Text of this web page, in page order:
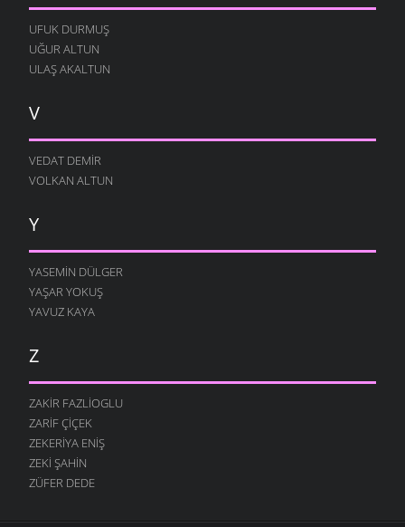
UFUK DURMUŞ
UĞUR ALTUN
ULAŞ AKALTUN
V
VEDAT DEMIR
VOLKAN ALTUN
Y
YASEMIN DÜLGER
YAŞAR YOKUŞ
YAVUZ KAYA
Z
ZAKIR FAZLIOGLU
ZARIF ÇIÇEK
ZEKERIYA ENIŞ
ZEKI ŞAHIN
ZÜFER DEDE